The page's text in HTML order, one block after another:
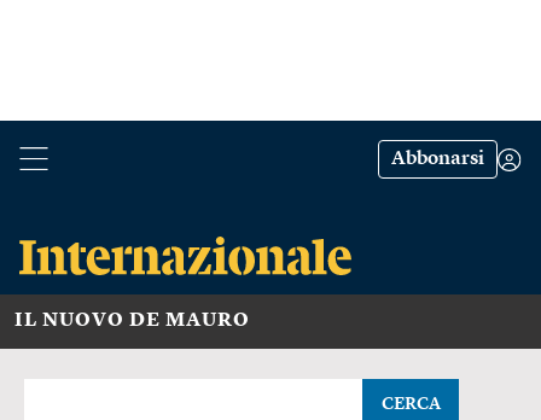
Abbonarsi
IL NUOVO DE MAURO
CERCA